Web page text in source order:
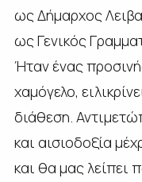
ως Δήμαρχος
ως Γενικός
Ήταν ένας
χαμόγελο,
διάθεση.
και αισιοδοξία
και θα μας λείπει